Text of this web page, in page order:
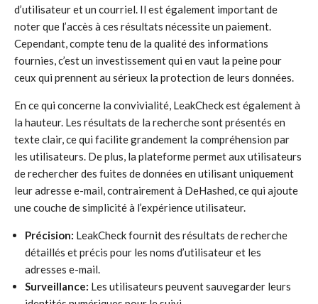
d’utilisateur et un courriel. Il est également important de
noter que l’accès à ces résultats nécessite un paiement.
Cependant, compte tenu de la qualité des informations
fournies, c’est un investissement qui en vaut la peine pour
ceux qui prennent au sérieux la protection de leurs données.
En ce qui concerne la convivialité, LeakCheck est également à
la hauteur. Les résultats de la recherche sont présentés en
texte clair, ce qui facilite grandement la compréhension par
les utilisateurs. De plus, la plateforme permet aux utilisateurs
de rechercher des fuites de données en utilisant uniquement
leur adresse e-mail, contrairement à DeHashed, ce qui ajoute
une couche de simplicité à l’expérience utilisateur.
Précision: LeakCheck fournit des résultats de recherche
détaillés et précis pour les noms d’utilisateur et les
adresses e-mail.
Surveillance: Les utilisateurs peuvent sauvegarder leurs